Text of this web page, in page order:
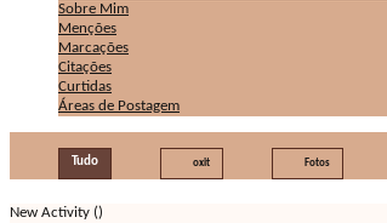
Sobre Mim
Menções
Marcações
Citações
Curtidas
Áreas de Postagem
Tudo oxit Fotos
New Activity ()